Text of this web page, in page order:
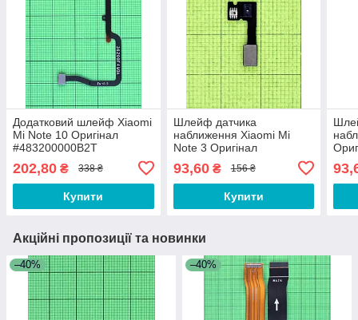
Додатковий шлейф Xiaomi
Mi Note 10 Оригінал
#483200000B2T
202,80 ₴ 338 ₴
Купити
Шлейф датчика
наближення Xiaomi Mi
Note 3 Оригінал
93,60₴ 156 ₴
Купити
Акційні пропозиції та новинки
–40% –40%